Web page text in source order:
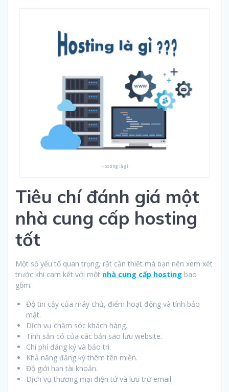
Hosting là gì
Tiêu chí đánh giá một
nhà cung cấp hosting
tốt
Một số yếu tố quan trọng, rất cần thiết mà bạn nên xem xét
trước khi cam kết với một nhà cung cấp hosting bao
gồm:
Độ tin cậy của máy chủ, điểm hoạt động và tính bảo
mật.
Dịch vụ chăm sóc khách hàng.
Tính sẵn có của các bản sao lưu website.
Chi phí đăng ký và bảo trì.
Khả năng đăng ký thêm tên miền.
Độ giới hạn tài khoản.
Dịch vụ thương mại điện tử và lưu trữ email.